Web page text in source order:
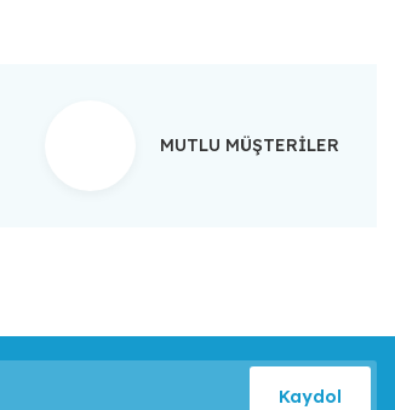
MUTLU MÜŞTERİLER
Kaydol